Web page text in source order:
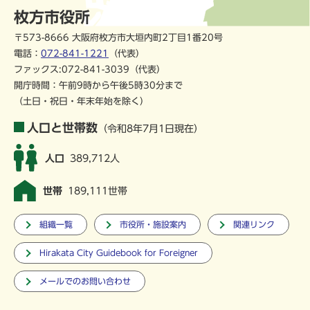
枚方市役所
〒573-8666 大阪府枚方市大垣内町2丁目1番20号
電話： 072-841-1221
（代表）
ファックス:072-841-3039（代表）
開庁時間：午前9時から午後5時30分まで
（土日・祝日・年末年始を除く）
人口と世帯数 （令和8年7月1日現在）
人口 389,712人
世帯 189,111世帯
組織一覧 市役所・施設案内 関連リンク
Hirakata City Guidebook for Foreigner
メールでのお問い合わせ